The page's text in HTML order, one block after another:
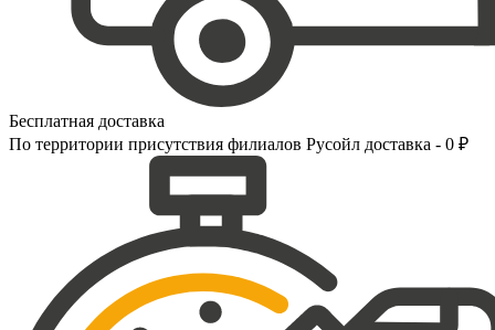
Бесплатная доставка
По территории присутствия филиалов Русойл доставка - 0 ₽